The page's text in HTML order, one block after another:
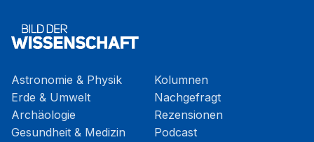
Astronomie & Physik
Erde & Umwelt
Archäologie
Gesundheit & Medizin
Kolumnen
Nachgefragt
Rezensionen
Podcast